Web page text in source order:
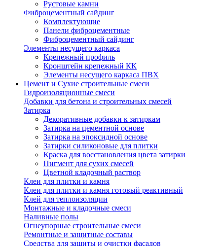
Рустовые камни
Фиброцементный сайдинг
Комплектующие
Панели фиброцементные
Фиброцементный сайдинг
Элементы несущего каркаса
Крепежный профиль
Кронштейн крепежный КК
Элементы несущего каркаса ПВХ
Цемент и Сухие строительные смеси
Гидроизоляционные смеси
Добавки для бетона и строительных смесей
Затирка
Декоративные добавки к затиркам
Затирка на цементной основе
Затирка на эпоксидной основе
Затирки силиконовые для плитки
Краска для восстановления цвета затирки
Пигмент для сухих смесей
Цветной кладочный раствор
Клеи для плитки и камня
Клеи для плитки и камня готовый реактивный
Клей для теплоизоляции
Монтажные и кладочные смеси
Наливные полы
Огнеупорные строительные смеси
Ремонтные и защитные составы
Средства для защиты и очистки фасадов